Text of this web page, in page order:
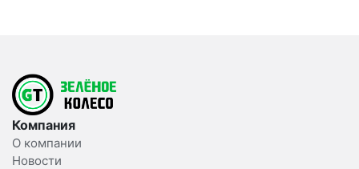
Компания
О компании
Новости